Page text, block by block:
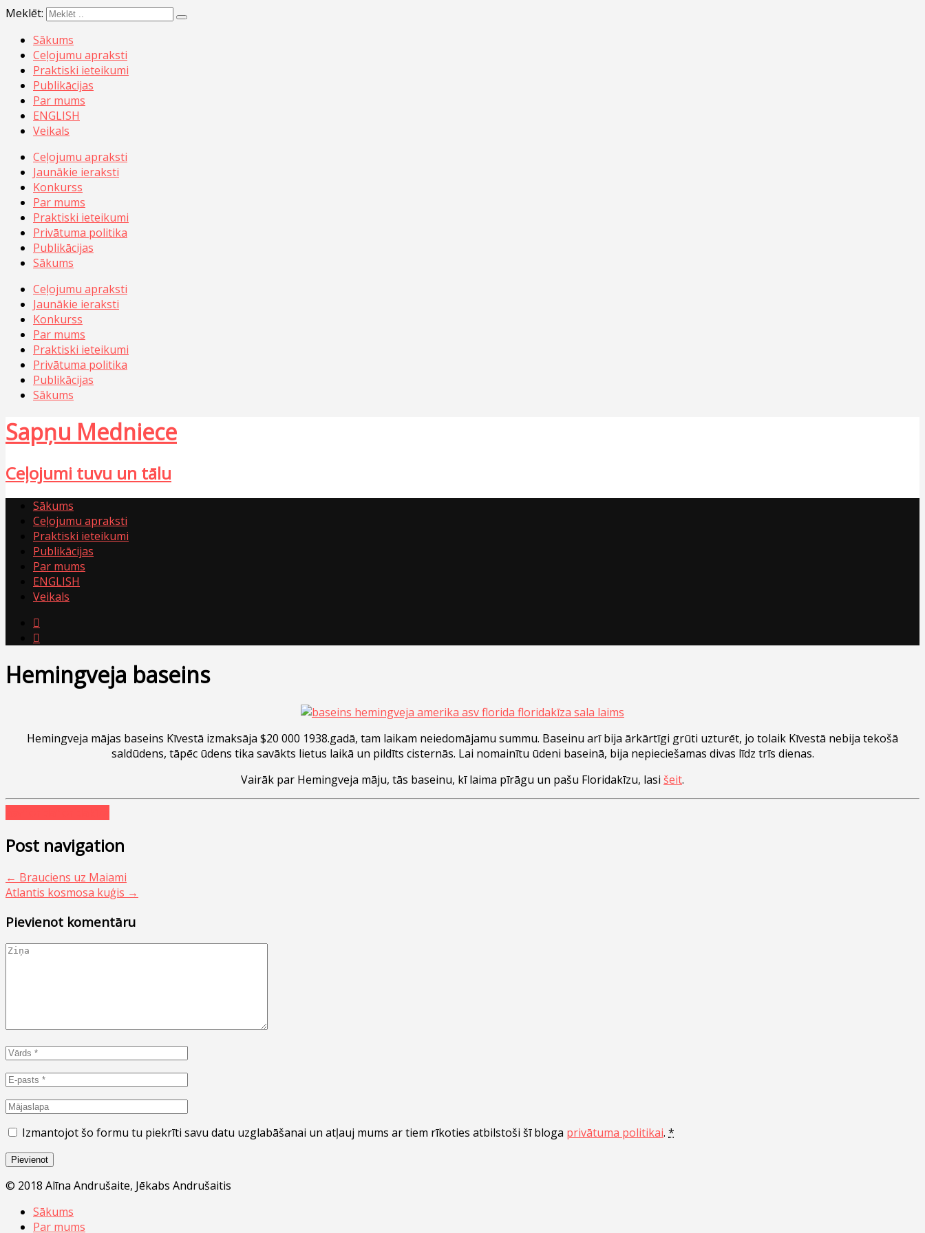
Meklēt:
Sākums
Ceļojumu apraksti
Praktiski ieteikumi
Publikācijas
Par mums
ENGLISH
Veikals
Ceļojumu apraksti
Jaunākie ieraksti
Konkurss
Par mums
Praktiski ieteikumi
Privātuma politika
Publikācijas
Sākums
Ceļojumu apraksti
Jaunākie ieraksti
Konkurss
Par mums
Praktiski ieteikumi
Privātuma politika
Publikācijas
Sākums
Sapņu Medniece
Ceļojumi tuvu un tālu
Sākums
Ceļojumu apraksti
Praktiski ieteikumi
Publikācijas
Par mums
ENGLISH
Veikals


Hemingveja baseins
Hemingveja mājas baseins Kīvestā izmaksāja $20 000 1938.gadā, tam laikam neiedomājamu summu. Baseinu arī bija ārkārtīgi grūti uzturēt, jo tolaik Kīvestā nebija tekošā
saldūdens, tāpēc ūdens tika savākts lietus laikā un pildīts cisternās. Lai nomainītu ūdeni baseinā, bija nepieciešamas divas līdz trīs dienas.
Vairāk par Hemingveja māju, tās baseinu, kī laima pīrāgu un pašu Floridakīzu, lasi šeit.
Post navigation
← Brauciens uz Maiami
Atlantis kosmosa kuģis →
Pievienot komentāru
Izmantojot šo formu tu piekrīti savu datu uzglabāšanai un atļauj mums ar tiem rīkoties atbilstoši šī bloga privātuma politikai. *
© 2018 Alīna Andrušaite, Jēkabs Andrušaitis
Sākums
Par mums